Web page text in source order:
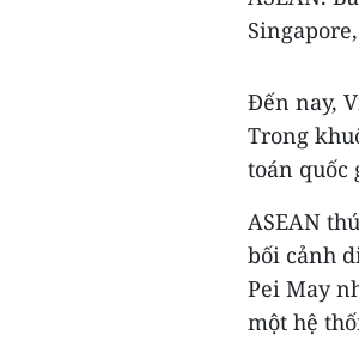
Đến nay,
Trong
toán quốc
ASEAN
bối cảnh
Pei May
một hệ